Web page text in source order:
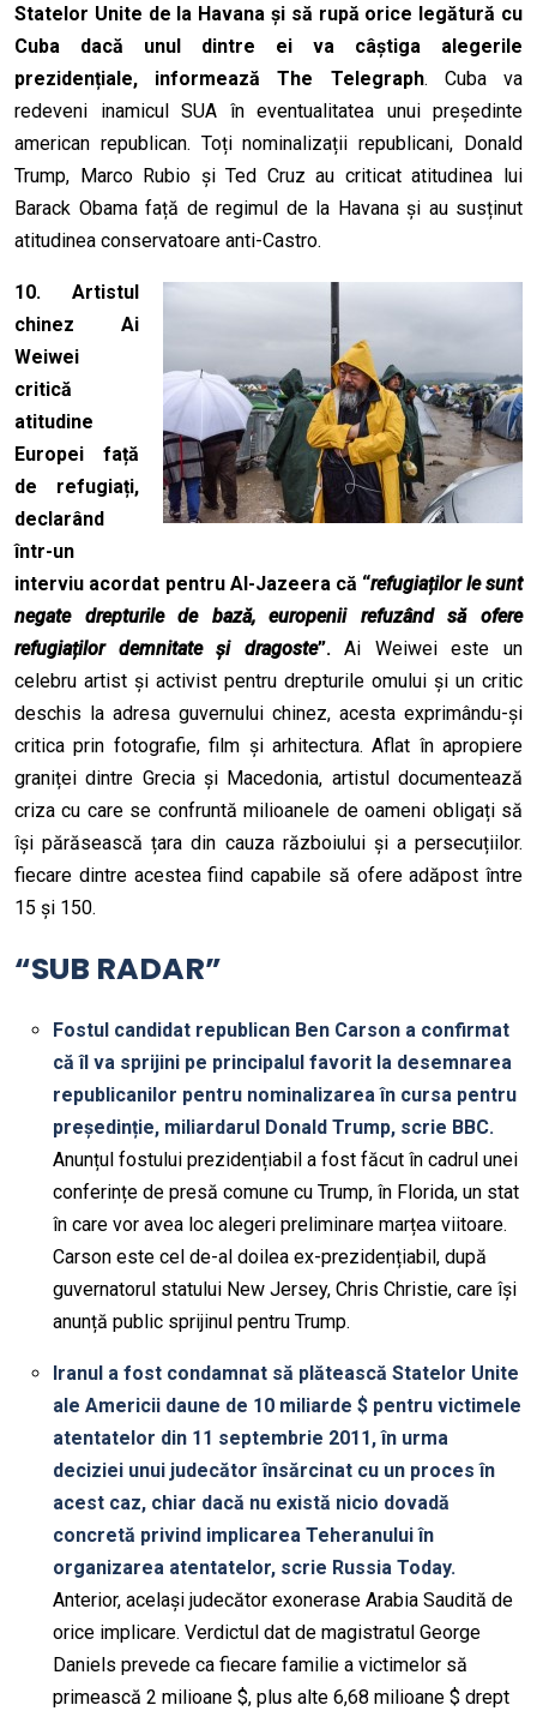
Statelor Unite de la Havana și să rupă orice legătură cu
Cuba dacă unul dintre ei va câștiga alegerile
prezidențiale, informează The Telegraph. Cuba va
redeveni inamicul SUA în eventualitatea unui președinte
american republican. Toți nominalizații republicani, Donald
Trump, Marco Rubio și Ted Cruz au criticat atitudinea lui
Barack Obama față de regimul de la Havana și au susținut
atitudinea conservatoare anti-Castro.
10. Artistul
chinez Ai
Weiwei
critică
atitudine
Europei față
de refugiați,
declarând
într-un
interviu acordat pentru Al-Jazeera că “refugiaților le sunt
negate drepturile de bază, europenii refuzând să ofere
refugiaților demnitate și dragoste”. Ai Weiwei este un
celebru artist și activist pentru drepturile omului și un critic
deschis la adresa guvernului chinez, acesta exprimându-și
critica prin fotografie, film și arhitectura. Aflat în apropiere
graniței dintre Grecia și Macedonia, artistul documentează
criza cu care se confruntă milioanele de oameni obligați să
își părăsească țara din cauza războiului și a persecuțiilor.
fiecare dintre acestea fiind capabile să ofere adăpost între
15 și 150.
“SUB RADAR”
Fostul candidat republican Ben Carson a confirmat
că îl va sprijini pe principalul favorit la desemnarea
republicanilor pentru nominalizarea în cursa pentru
președinție, miliardarul Donald Trump, scrie BBC.
Anunțul fostului prezidențiabil a fost făcut în cadrul unei
conferințe de presă comune cu Trump, în Florida, un stat
în care vor avea loc alegeri preliminare marțea viitoare.
Carson este cel de-al doilea ex-prezidențiabil, după
guvernatorul statului New Jersey, Chris Christie, care își
anunță public sprijinul pentru Trump.
Iranul a fost condamnat să plătească Statelor Unite
ale Americii daune de 10 miliarde $ pentru victimele
atentatelor din 11 septembrie 2011, în urma
deciziei unui judecător însărcinat cu un proces în
acest caz, chiar dacă nu există nicio dovadă
concretă privind implicarea Teheranului în
organizarea atentatelor, scrie Russia Today.
Anterior, același judecător exonerase Arabia Saudită de
orice implicare. Verdictul dat de magistratul George
Daniels prevede ca fiecare familie a victimelor să
primească 2 milioane $, plus alte 6,68 milioane $ drept